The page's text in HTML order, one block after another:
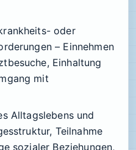
oder
– Einnehmen
Einhaltung
mit
Alltagslebens und
Teilnahme
sozialer Beziehungen,